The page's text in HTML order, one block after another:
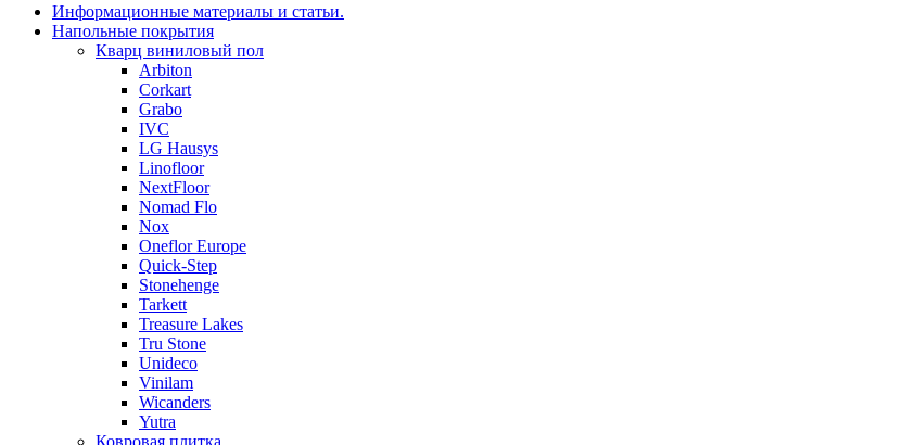
Информационные материалы и статьи.
Напольные покрытия
Кварц виниловый пол
Arbiton
Corkart
Grabo
IVC
LG Hausys
Linofloor
NextFloor
Nomad Flo
Nox
Oneflor Europe
Quick-Step
Stonehenge
Tarkett
Treasure Lakes
Tru Stone
Unideco
Vinilam
Wicanders
Yutra
Ковровая плитка